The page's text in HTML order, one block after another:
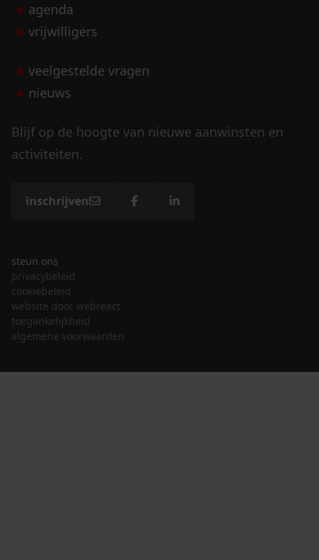
agenda
vrijwilligers
veelgestelde vragen
nieuws
Blijf op de hoogte van nieuwe aanwinsten en
activiteiten.
inschrijven
steun ons
privacybeleid
cookiebeleid
website door webreact
toegankelijkheid
algemene voorwaarden